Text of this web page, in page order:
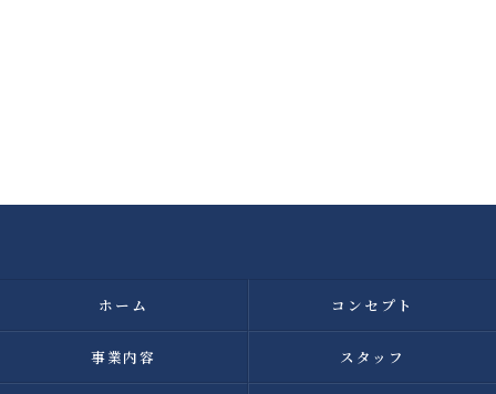
ホーム コンセプト
事業内容 スタッフ